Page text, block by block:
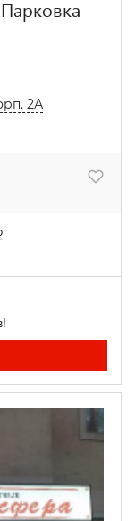
2А